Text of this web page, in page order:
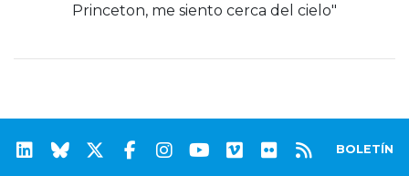
Princeton, me siento cerca del cielo"
BOLETÍN